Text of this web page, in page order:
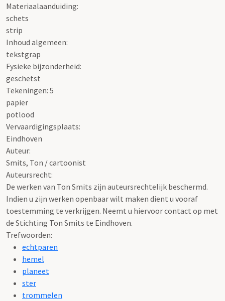
Materiaalaanduiding:
schets
strip
Inhoud algemeen:
tekstgrap
Fysieke bijzonderheid:
geschetst
Tekeningen: 5
papier
potlood
Vervaardigingsplaats:
Eindhoven
Auteur:
Smits, Ton / cartoonist
Auteursrecht:
De werken van Ton Smits zijn auteursrechtelijk beschermd.
Indien u zijn werken openbaar wilt maken dient u vooraf
toestemming te verkrijgen. Neemt u hiervoor contact op met
de Stichting Ton Smits te Eindhoven.
Trefwoorden:
echtparen
hemel
planeet
ster
trommelen